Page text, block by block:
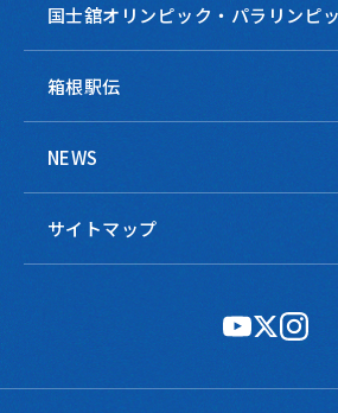
国士舘オリンピック・パラリンピ
箱根駅伝
NEWS
サイトマップ
式 式 式